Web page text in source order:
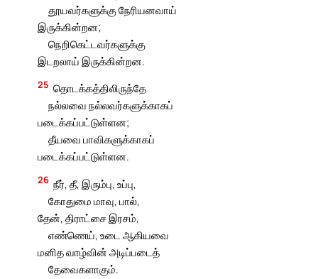
தூயவர்களுக்கு நேரியனவாய்
இருக்கின்றன;
நெறிகெட்டவர்களுக்கு
இடறலாய் இருக்கின்றன.
25 தொடக்கத்திலிருந்தே
நல்லவை நல்லவர்களுக்காகப்
படைக்கப்பட்டுள்ளன;
தீயவை பாவிகளுக்காகப்
படைக்கப்பட்டுள்ளன.
26 நீர், தீ, இரும்பு, உப்பு,
கோதுமை மாவு, பால்,
தேன், திராட்சை இரசம்,
எண்ணெய், உடை ஆகியவை
மனித வாழ்வின் அடிப்படைத்
தேவைகளாகும்.